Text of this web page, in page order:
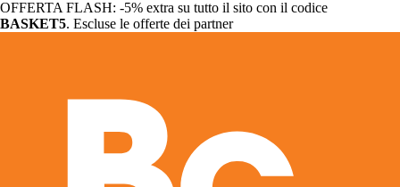
OFFERTA FLASH: -5% extra su tutto il sito con il codice
BASKET5. Escluse le offerte dei partner